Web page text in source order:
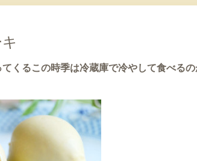
くるこの時季は冷蔵庫で冷やして食べる